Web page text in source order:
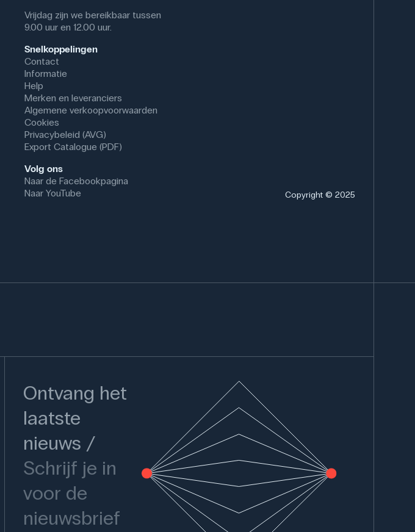
Vrijdag zijn we bereikbaar tussen
9.00 uur en 12.00 uur.
Snelkoppelingen
Contact
Informatie
Help
Merken en leveranciers
Algemene verkoopvoorwaarden
Cookies
Privacybeleid (AVG)
Export Catalogue (PDF)
Volg ons
Naar de Facebookpagina
Naar YouTube
Copyright © 2025
Ontvang het
laatste
nieuws
Schrijf je in
voor de
nieuwsbrief